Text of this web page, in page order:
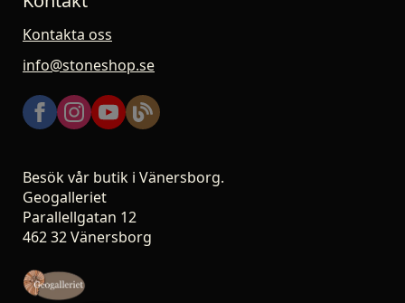
Kontakta oss
info@stoneshop.se
Besök vår butik i Vänersborg.
Geogalleriet
Parallellgatan 12
462 32 Vänersborg